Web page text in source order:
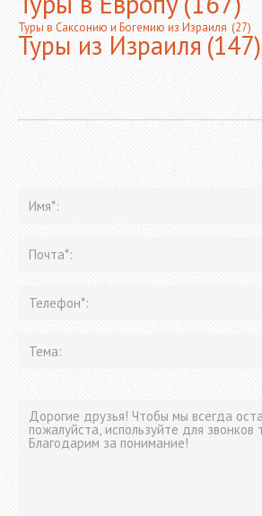
Туры в Саксонию и Богемию из Израиля (27)
Туры из Израиля(147)